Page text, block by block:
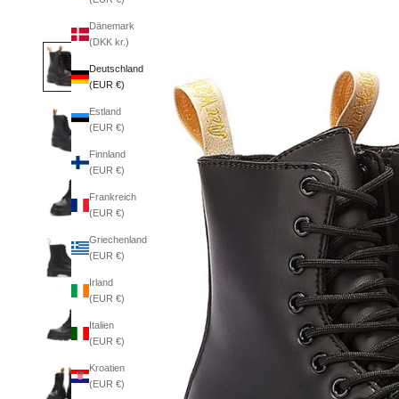
Dänemark
(DKK kr.)
Deutschland
(EUR €)
Estland
(EUR €)
Finnland
(EUR €)
Frankreich
(EUR €)
Griechenland
(EUR €)
Irland
(EUR €)
Italien
(EUR €)
Kroatien
(EUR €)